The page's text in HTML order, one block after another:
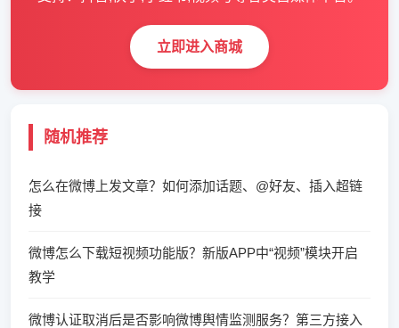
立即进入商城
随机推荐
怎么在微博上发文章？如何添加话题、@好友、插入超链
接
微博怎么下载短视频功能版？新版APP中“视频”模块开启
教学
微博认证取消后是否影响微博舆情监测服务？第三方接入